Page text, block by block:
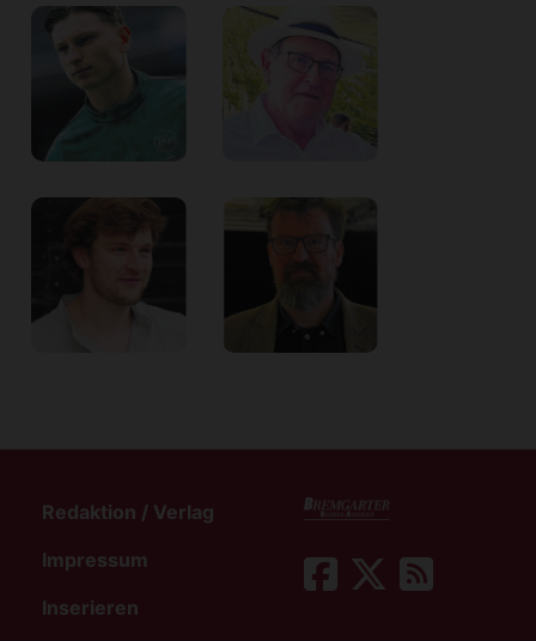
Redaktion / Verlag
Impressum
Inserieren